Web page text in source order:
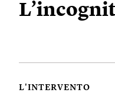
L'INTERVENTO